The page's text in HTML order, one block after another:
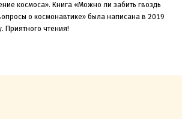
космоса». Книга «Можно ли забить гвоздь
о космонавтике» была написана в 2019
Приятного чтения!